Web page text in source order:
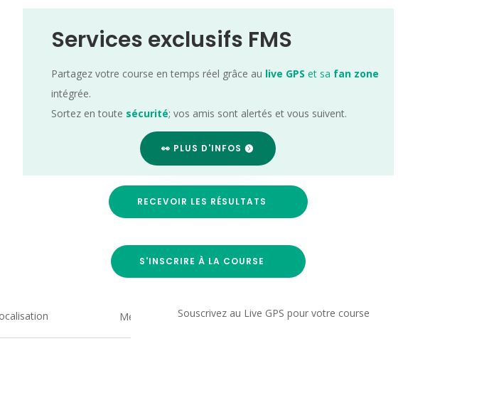
Services exclusifs FMS
Partagez votre course en temps réel grâce au live GPS et sa fan zone
intégrée.
Sortez en toute sécurité; vos amis sont alertés et vous suivent.
👀 PLUS D'INFOS
RECEVOIR LES RÉSULTATS
S'INSCRIRE À LA COURSE
Medias Souscrivez au Live GPS pour votre course